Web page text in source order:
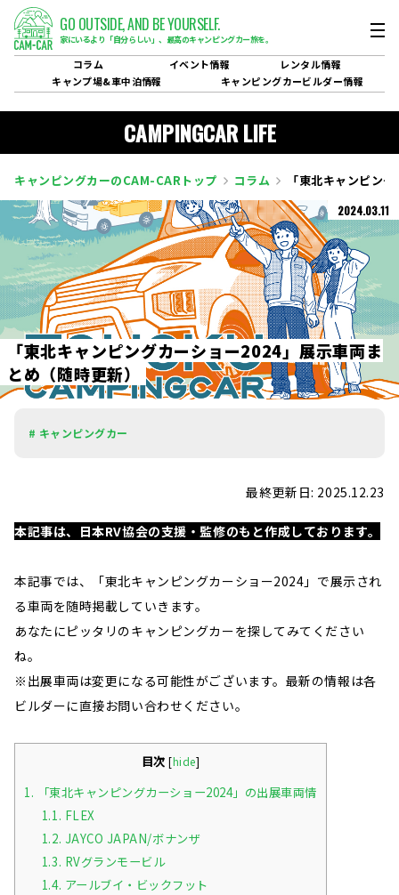
GO OUTSIDE,AND BE YOURSELF.
家にいるより「自分らしい」、 最高のキャンピングカー旅を。
コラム イベント情報 レンタル情報
キャンプ場&車中泊情報 キャンピングカービルダー情報
CAMPINGCAR LIFE
キャンピングカーのCAM-CARトップ コラム 「東北キャンピン
2024.03.11
「東北キャンピングカーショー2024」 展示車両ま
とめ （随時更新）
# キャンピングカー
最終更新日: 2025.12.23
本記事は、日本RV協会の支援・監修のもと作成しております。
本記事では、「東北キャンピングカーショー2024」で展示され
る車両を随時掲載していきます。
あなたにピッタリのキャンピングカーを探してみてください
ね。
※出展車両は変更になる可能性がございます。最新の情報は各
ビルダーに直接お問い合わせください。
目次 [hide]
1. 「東北キャンピングカーショー2024」の出展車両情
1.1. FLEX
1.2. JAYCO JAPAN/ボナンザ
1.3. RVグランモービル
1.4. アールブイ・ビックフット